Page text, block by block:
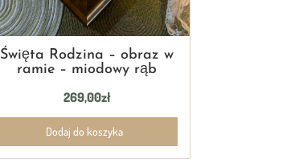
Święta Rodzina – obraz w
ramie – miodowy rąb
269,00zł
Dodaj do koszyka